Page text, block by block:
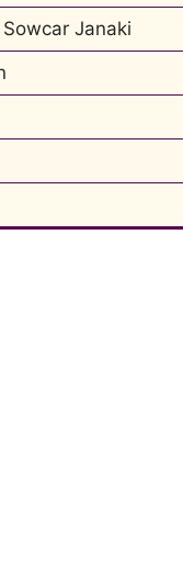
Janaki